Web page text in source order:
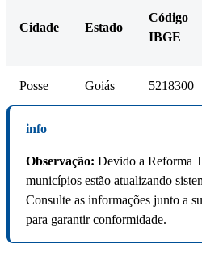
Cidade Estado
Código
IBGE
Posse Goiás 5218300
info
Observação: Devido a Reforma
municípios estão atualizando
Consulte as informações junto a
para garantir conformidade.